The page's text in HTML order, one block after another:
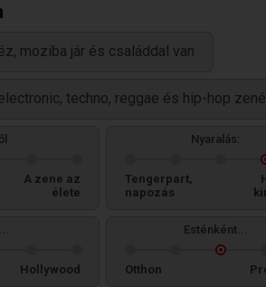
moziba jár és családdal van
techno, reggae és hip-hop
A zene az
élete
Nyaralás:
Tengerpart,
napozás
Hollywood
Esténként...
Otthon